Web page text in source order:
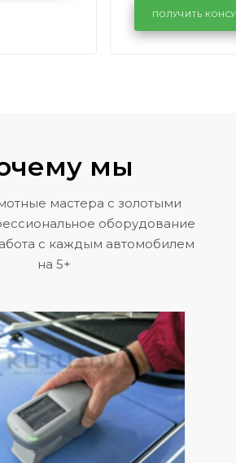
районе
Volkswagen
ПОЛУЧИТЬ
мы
мастера с золотыми
оборудование
с каждым автомобилем
на 5+